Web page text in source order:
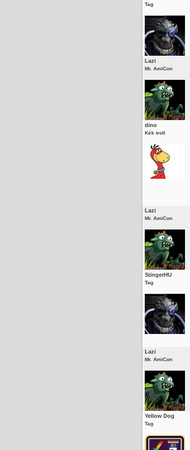
Tag
Lazi
Mr. AmiCon
dino
Kék troll
Lazi
Mr. AmiCon
StingerHU
Tag
Lazi
Mr. AmiCon
Yellow Dog
Tag